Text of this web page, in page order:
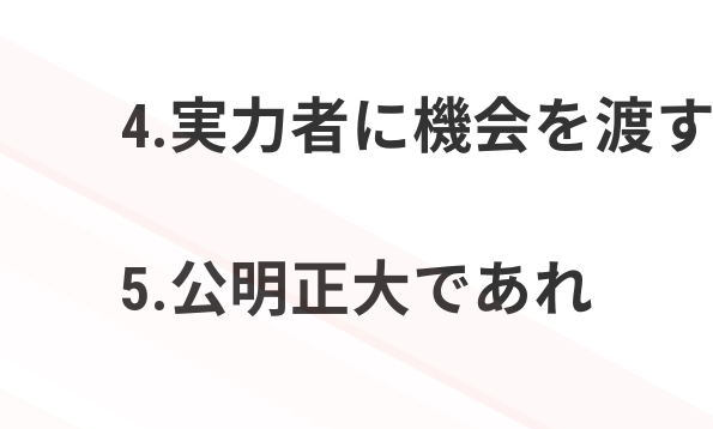
4.実力者に機会を渡す
5.公明正大であれ